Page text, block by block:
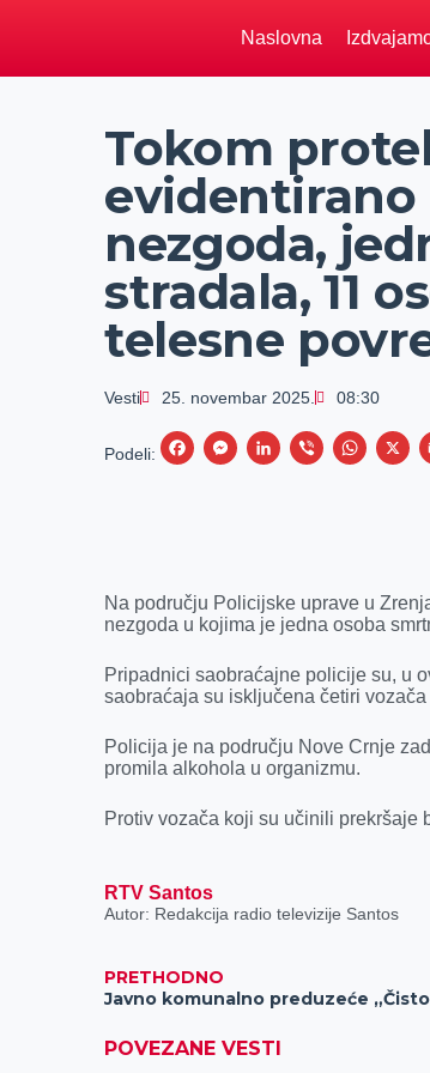
Naslovna
Tokom
evidentirano
nezgoda,
stradala, 11
telesne
Vesti 25. novembar 2025. 08:30
Podeli:
F
o
k
M
n
e
L
d
n
V
W
A
p
X
Na području Policijske uprave u
nezgoda u kojima je jedna osoba
Pripadnici saobraćajne policije su, u
saobraćaja su isključena četiri
Policija je na području Nove Crnje
promila alkohola u organizmu.
Protiv vozača koji su učinili prekršaje
RTV Santos
Autor: Redakcija radio televizije Santos
PRETHODNO
POVEZANE VESTI